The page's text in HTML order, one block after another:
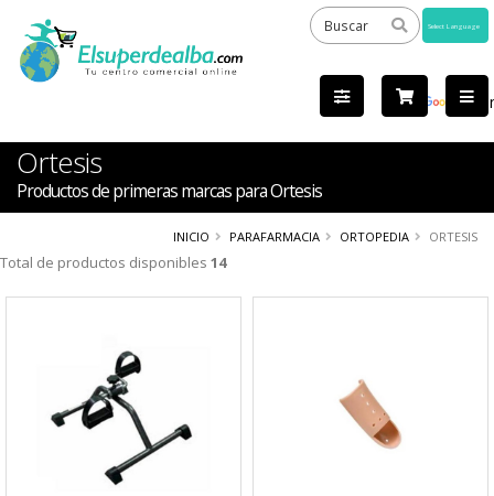
by
Ortesis
Productos de primeras marcas para Ortesis
INICIO PARAFARMACIA ORTOPEDIA ORTESIS
Total de productos disponibles 14